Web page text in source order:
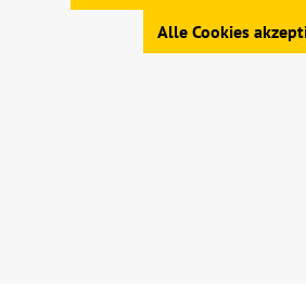
Widerrufsbelehrung
Alle Cookies